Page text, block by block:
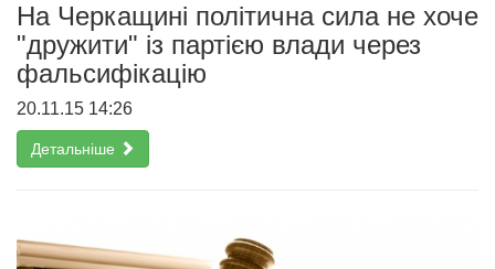
На Черкащині політична сила не хоче
"дружити" із партією влади через
фальсифікацію
20.11.15 14:26
Детальніше